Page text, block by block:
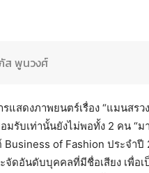
ส พูนวงศ์
สดงภาพยนตร์เรื่อง “แมนสรว
มรับเท่านั้นยังไม่พอทั้ง 2 คน
of Fashion ประจำ
ดอันดับบุคคลที่มีชื่อเสียง เพื่อ